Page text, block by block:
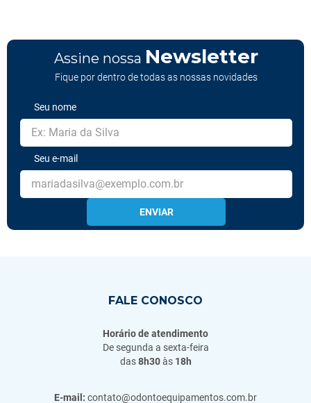
Assine nossa Newsletter
Fique por dentro de todas as nossas novidades
Seu nome
Seu e-mail
ENVIAR
FALE CONOSCO
Horário de atendimento
De segunda a sexta-feira
das8h30às 18h
E-mail: contato@odontoequipamentos.com.br